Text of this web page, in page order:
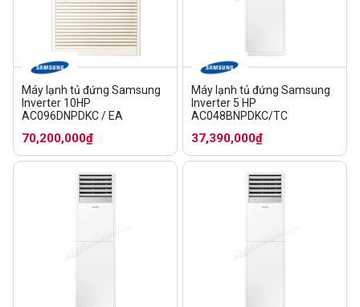
Máy lạnh tủ đứng Samsung
Inverter 10HP
AC096DNPDKC / EA
70,200,000₫
Máy lạnh tủ đứng Samsung
Inverter 5 HP
AC048BNPDKC/TC
37,390,000₫